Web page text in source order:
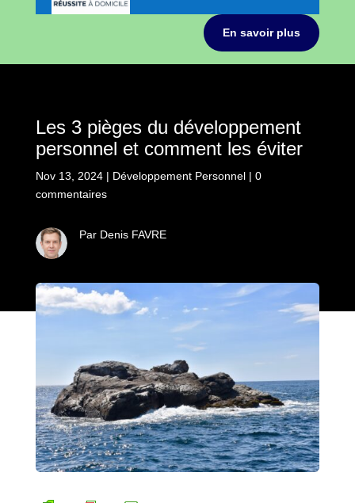
En savoir plus
Les 3 pièges du développement
personnel et comment les éviter
Nov 13, 2024| Développement Personnel| 0
commentaires
Par Denis FAVRE